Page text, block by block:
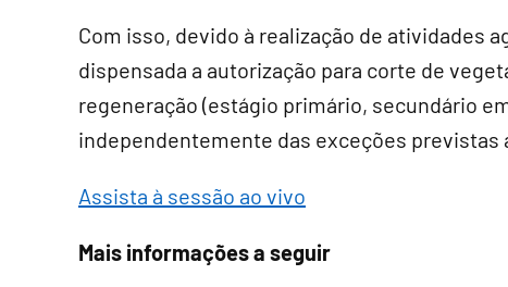
Com isso, devido à realização de atividades
dispensada a autorização para corte de
regeneração (estágio primário, secundário
independentemente das exceções previstas
Assista à sessão ao vivo
Mais informações a seguir